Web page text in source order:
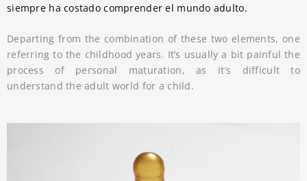
siempre ha costado comprender el mundo adulto.
Departing from the combination of these two elements, one
referring to the childhood years. It’s usually a bit painful the
process of personal maturation, as it’s difficult to
understand the adult world for a child.